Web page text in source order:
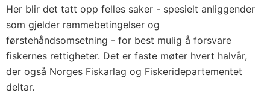
Her blir det tatt opp felles saker - spesielt anliggender
som gjelder rammebetingelser og
førstehåndsomsetning - for best mulig å forsvare
fiskernes rettigheter. Det er faste møter hvert halvår,
der også Norges Fiskarlag og Fiskeridepartementet
deltar.